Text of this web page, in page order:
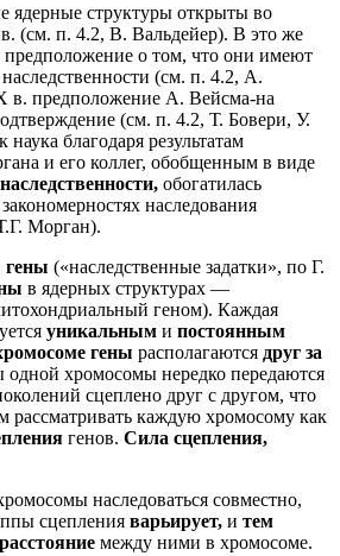
ядерные структуры открыты во
(см. п. 4.2, В. Вальдейер). В это же
предположение о том, что они имеют
(см. п. 4.2, А.
в. предположение А. Вейсма-на
(см. п. 4.2, Т. Бовери, У.
наука благодаря результатам
и его коллег, обобщенным в виде
обогатилась
наследования
Морган).
гены («наследственные задатки», по Г.
в ядерных структурах —
геном). Каждая
уникальным и постоянным
гены располагаются друг за
одной хромосомы нередко передаются
сцеплено друг с другом, что
рассматривать каждую хромосому как
генов. Сила сцепления,
наследоваться совместно,
сцепления варьирует, и тем
между ними в хромосоме.